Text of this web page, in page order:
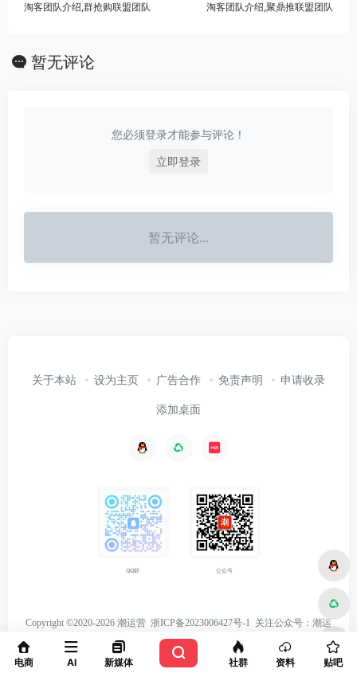
淘客团队介绍,群抢购联盟团队 淘客团队介绍,聚鼎推联盟团队
暂无评论
您必须登录才能参与评论！
立即登录
暂无评论...
关于本站 设为主页 广告合作 免责声明 申请收录
添加桌面
QQ群 公众号
Copyright ©2020-2026 潮运营 浙ICP备2023006427号-1 关注公众号：潮运
营
电商 AI 新媒体 社群 资料 贴吧